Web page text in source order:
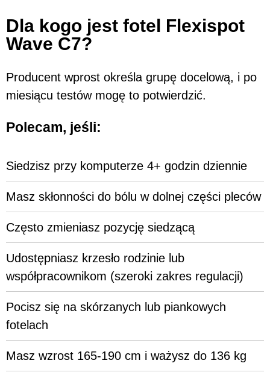
Dla kogo jest fotel Flexispot
Wave C7?
Producent wprost określa grupę docelową, i po
miesiącu testów mogę to potwierdzić.
Polecam, jeśli:
Siedzisz przy komputerze 4+ godzin dziennie
Masz skłonności do bólu w dolnej części pleców
Często zmieniasz pozycję siedzącą
Udostępniasz krzesło rodzinie lub
współpracownikom (szeroki zakres regulacji)
Pocisz się na skórzanych lub piankowych
fotelach
Masz wzrost 165-190 cm i ważysz do 136 kg